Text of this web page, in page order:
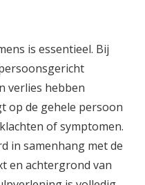
is essentieel. Bij
verlies hebben
op de gehele persoon
of symptomen.
in samenhang met de
en achtergrond van